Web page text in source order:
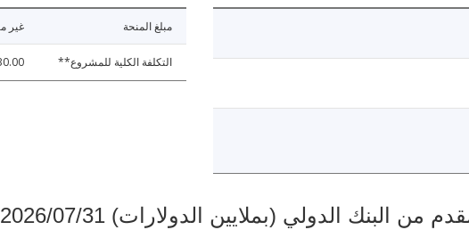
مبلغ المنحة غير
التكلفة الكلية للمشروع**
الدولي (بملايين الدولارات) 2026/07/31